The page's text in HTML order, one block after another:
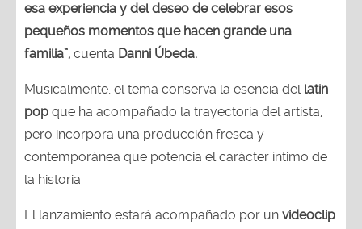
esa experiencia y del deseo de celebrar esos
pequeños momentos que hacen grande una
familia”, cuenta Danni Úbeda.
Musicalmente, el tema conserva la esencia del latin
pop que ha acompañado la trayectoria del artista,
pero incorpora una producción fresca y
contemporánea que potencia el carácter íntimo de
la historia.
El lanzamiento estará acompañado por un videoclip